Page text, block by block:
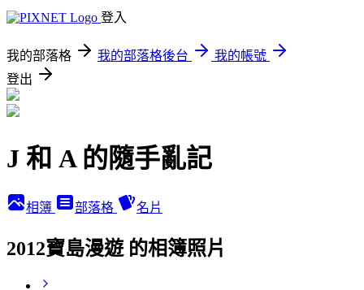
登入
我的部落格 我的部落格後台
我的帳號
登出
J 和 A 的隨手亂記
相簿 部落格 名片
2012寶島漫遊 的相簿照片